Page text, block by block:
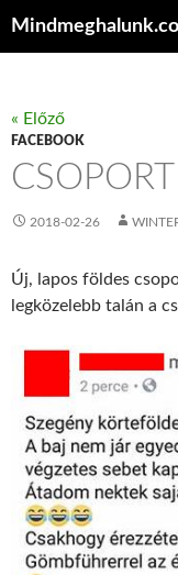
« Előző
FACEBOOK
2018-02-26
Új, lapos földes
legközelebb talán a